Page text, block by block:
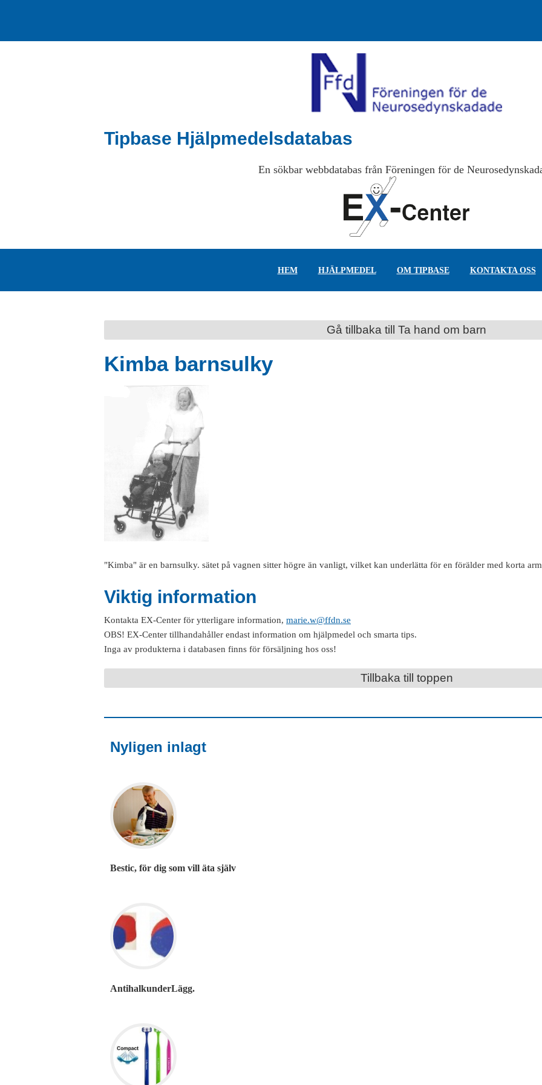
Tipbase Hjälpmedelsdatabas
En sökbar webbdatabas från Föreningen för de
HEM HJÄLPMEDEL OM TIPBASE KONTAKTA OSS
Gå tillbaka till Ta hand om barn
Kimba barnsulky
"Kimba" är en barnsulky. sätet på vagnen sitter högre än vanligt, vilket kan underlätta för en förälder med korta
Viktig information
Kontakta EX-Center för ytterligare information, marie.w@ffdn.se
OBS! EX-Center tillhandahåller endast information om hjälpmedel och smarta tips.
Inga av produkterna i databasen finns för försäljning hos oss!
Tillbaka till toppen
Nyligen inlagt
Bestic, för dig som vill äta själv
AntihalkunderLägg.